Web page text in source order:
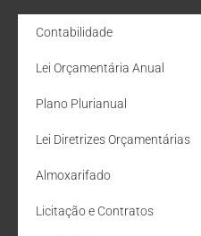
Contabilidade
Lei Orçamentária Anual
Plano Plurianual
Lei Diretrizes Orçamentárias
Almoxarifado
Licitação e Contratos